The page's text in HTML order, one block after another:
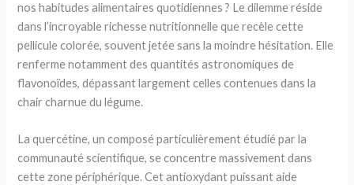
nos habitudes alimentaires quotidiennes ? Le dilemme réside
dans l’incroyable richesse nutritionnelle que recèle cette
pellicule colorée, souvent jetée sans la moindre hésitation. Elle
renferme notamment des quantités astronomiques de
flavonoïdes, dépassant largement celles contenues dans la
chair charnue du légume.
La quercétine, un composé particulièrement étudié par la
communauté scientifique, se concentre massivement dans
cette zone périphérique. Cet antioxydant puissant aide